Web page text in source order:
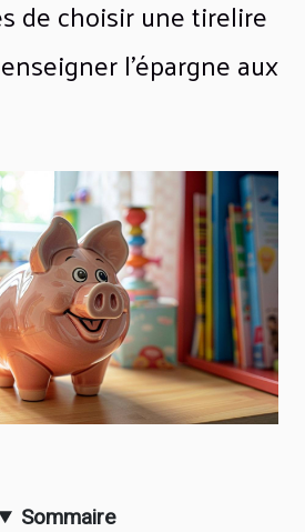
de choisir une tirelire
l'épargne aux
Sommaire